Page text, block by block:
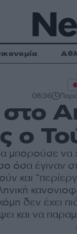
08:36
ο
μπορούσε να
όσα έγιναν
και
δεν έχει
και να